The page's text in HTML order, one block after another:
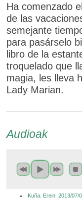
Ha comenzado
de las
semejante
para pasárselo
libro de la
troquelado que
magia, les lleva
Lady Marian.
Audioak
Kuña. Erein. 2013/07/